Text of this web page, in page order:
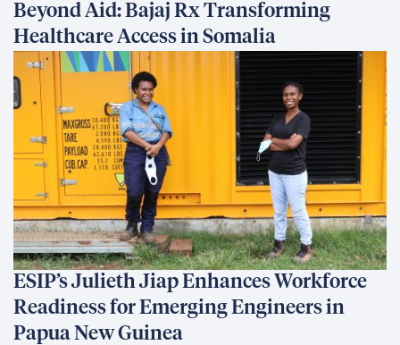
Beyond Aid: Bajaj Rx Transforming
Healthcare Access in Somalia
ESIP’s Julieth Jiap Enhances Workforce
Readiness for Emerging Engineers in
Papua New Guinea